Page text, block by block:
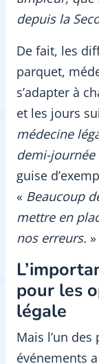
depuis la
De fait, les
parquet,
s’adapter à
et les jours
médecine
demi-
guise
« Beaucoup
mettre en
nos erreurs. »
pour les
légale
Mais l’un
événements